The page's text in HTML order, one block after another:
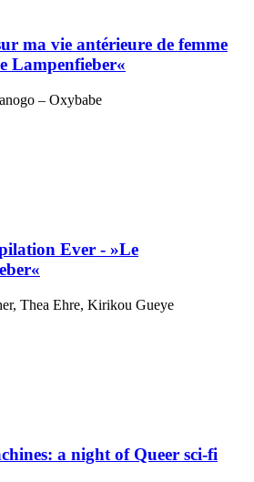
ma vie antérieure de femme
Lampenfieber«
– Oxybabe
Ever - »Le
Thea Ehre, Kirikou Gueye
a night of Queer sci-fi